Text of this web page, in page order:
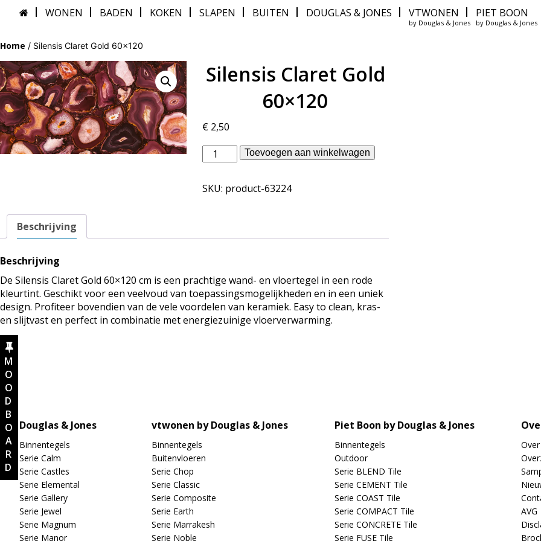
WONEN BADEN KOKEN SLAPEN BUITEN DOUGLAS & JONES VTWONEN
by Douglas & Jones
PIET BOON
by Douglas & Jones
Home / Silensis Claret Gold 60×120
Silensis Claret Gold
60×120
€2,50
Douglas
Jones
-
Toevoegen aan winkelwagen
SKU: product-63224
Beschrijving
Beschrijving
De Silensis Claret Gold 60×120 cm is een prachtige wand- en vloertegel in een rode
kleurtint. Geschikt voor een veelvoud van toepassingsmogelijkheden en in een uniek
design. Profiteer bovendien van de vele voordelen van keramiek. Easy to clean, kras-
en slijtvast en perfect in combinatie met energiezuinige vloerverwarming.
Douglas & Jones
Binnentegels
Serie Calm
Serie Castles
Serie Elemental
Serie Gallery
Serie Jewel
Serie Magnum
Serie Manor
vtwonen by Douglas & Jones
Binnentegels
Buitenvloeren
Serie Chop
Serie Classic
Serie Composite
Serie Earth
Serie Marrakesh
Serie Noble
Piet Boon by Douglas & Jones
Binnentegels
Outdoor
Serie BLEND Tile
Serie CEMENT Tile
Serie COAST Tile
Serie COMPACT Tile
Serie CONCRETE Tile
Serie FUSE Tile
AVG
MOODBOARD